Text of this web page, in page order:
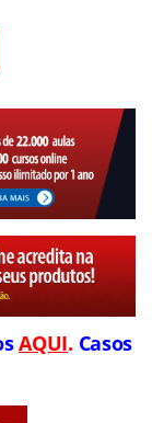
AQUI. Casos